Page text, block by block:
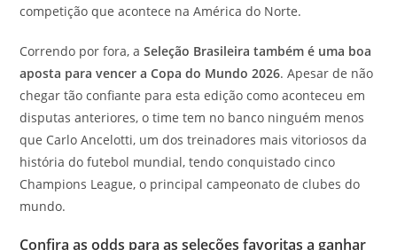
competição que acontece na América do Norte.
Correndo por fora, aSeleção Brasileira também é uma boa
aposta para vencer a Copa do Mundo 2026. Apesar de não
chegar tão confiante para esta edição como aconteceu em
disputas anteriores, o time tem no banco ninguém menos
que Carlo Ancelotti, um dos treinadores mais vitoriosos da
história do futebol mundial, tendo conquistado cinco
Champions League, o principal campeonato de clubes do
mundo.
Confira as odds para as seleções favoritas a ganhar